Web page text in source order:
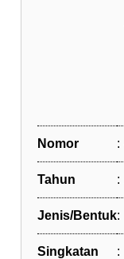
Nomor :
Tahun :
Jenis/Bentuk:
Singkatan
: